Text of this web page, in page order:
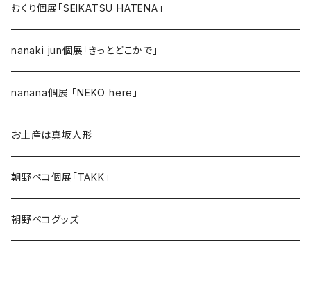
むくり個展「SEIKATSU HATENA」
nanaki jun個展「きっとどこかで」
nanana個展 「NEKO here」
お土産は真坂人形
朝野ペコ個展「TAKK」
朝野ペコグッズ